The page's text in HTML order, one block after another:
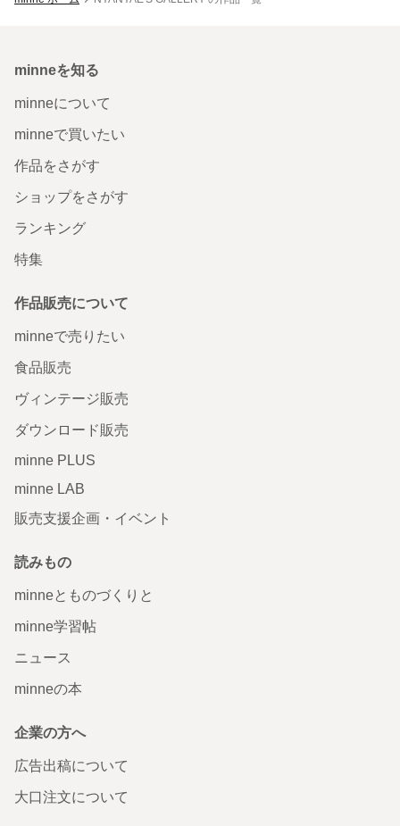
minneを知る
minneについて
minneで買いたい
作品をさがす
ショップをさがす
ランキング
特集
作品販売について
minneで売りたい
食品販売
ヴィンテージ販売
ダウンロード販売
minne PLUS
minne LAB
販売支援企画・イベント
読みもの
minneとものづくりと
minne学習帖
ニュース
minneの本
企業の方へ
広告出稿について
大口注文について